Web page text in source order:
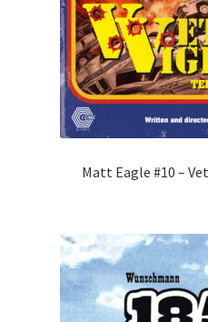
Matt Eagle #10 –